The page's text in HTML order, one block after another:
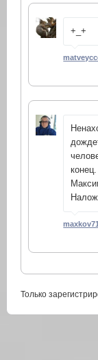
+_+
конец.
maxkov71
Только